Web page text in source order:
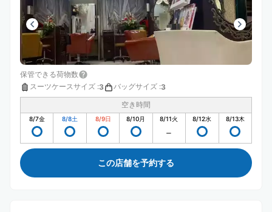
保管できる荷物数
スーツケースサイズ :3 バッグサイズ :3
空き時間
8/7金 8/8土 8/9日 8/10月 8/11火 8/12水 8/13木
この店舗を予約する